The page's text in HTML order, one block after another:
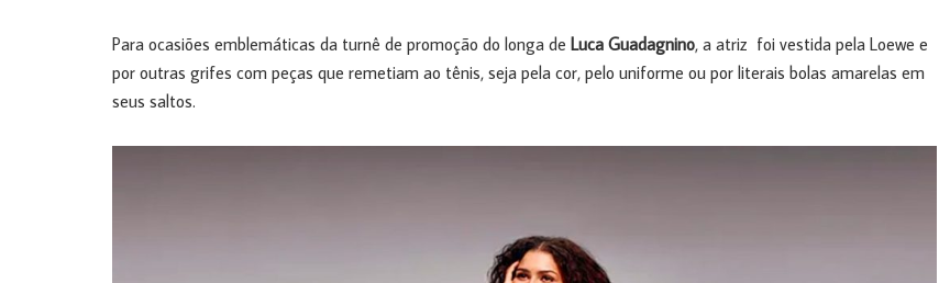
Para ocasiões emblemáticas da turnê de promoção do longa de Luca Guadagnino, a atriz foi vestida pela Loewe e
por outras grifes com peças que remetiam ao tênis, seja pela cor, pelo uniforme ou por literais bolas amarelas em
seus saltos.